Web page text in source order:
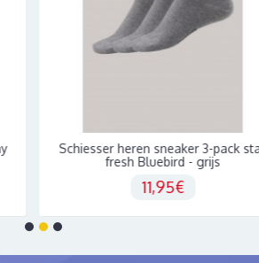
Schiesser heren sneaker 3-pack stay
fresh Bluebird - grijs